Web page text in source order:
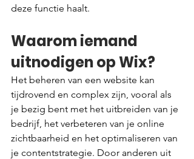
deze functie haalt.
Waarom iemand
uitnodigen op Wix?
Het beheren van een website kan
tijdrovend en complex zijn, vooral als
je bezig bent met het uitbreiden van je
bedrijf, het verbeteren van je online
zichtbaarheid en het optimaliseren van
je contentstrategie. Door anderen uit